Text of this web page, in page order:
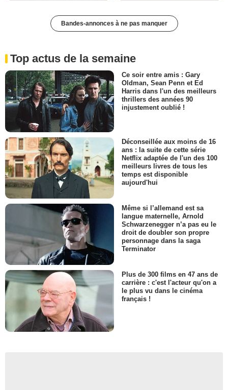
Bandes-annonces à ne pas manquer
Top actus de la semaine
Ce soir entre amis : Gary
Oldman, Sean Penn et Ed
Harris dans l'un des meilleurs
thrillers des années 90
injustement oublié !
Déconseillée aux moins de 16
ans : la suite de cette série
Netflix adaptée de l'un des 100
meilleurs livres de tous les
temps est disponible
aujourd'hui
Même si l’allemand est sa
langue maternelle, Arnold
Schwarzenegger n’a pas eu le
droit de doubler son propre
personnage dans la saga
Terminator
Plus de 300 films en 47 ans de
carrière : c'est l'acteur qu'on a
le plus vu dans le cinéma
français !